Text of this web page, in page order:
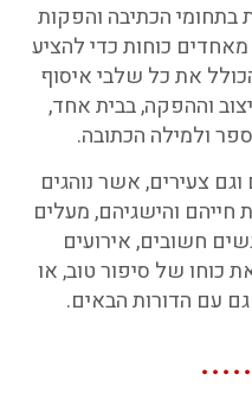
הכתיבה והפקות
כוחות כדי להציע
את כל שלבי איסוף
וההפקה, בבית אחד,
ולמילה הכתובה.
צעירים, אשר נוהגים
והישגיהם, מעלים
חשובים, אירועים
כוחו של סיפור טוב, או
עם הדורות הבאים.